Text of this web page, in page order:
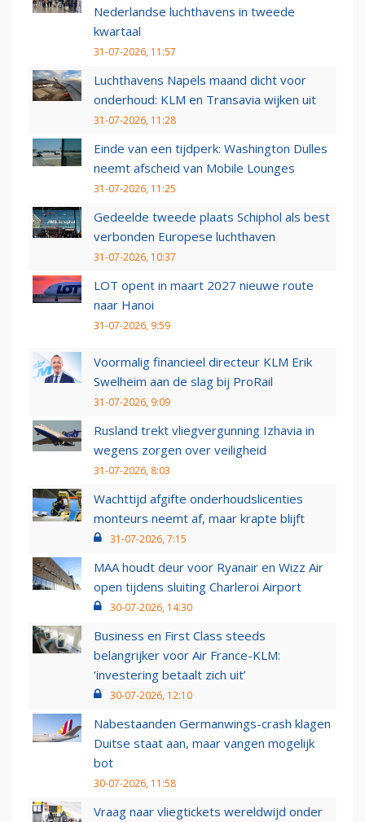
Nederlandse luchthavens in tweede
kwartaal
31-07-2026, 11:57
Luchthavens Napels maand dicht voor
onderhoud: KLM en Transavia wijken uit
31-07-2026, 11:28
Einde van een tijdperk: Washington Dulles
neemt afscheid van Mobile Lounges
31-07-2026, 11:25
Gedeelde tweede plaats Schiphol als best
verbonden Europese luchthaven
31-07-2026, 10:37
LOT opent in maart 2027 nieuwe route
naar Hanoi
31-07-2026, 9:59
Voormalig financieel directeur KLM Erik
Swelheim aan de slag bij ProRail
31-07-2026, 9:09
Rusland trekt vliegvergunning Izhavia in
wegens zorgen over veiligheid
31-07-2026, 8:03
Wachttijd afgifte onderhoudslicenties
monteurs neemt af, maar krapte blijft
31-07-2026, 7:15
MAA houdt deur voor Ryanair en Wizz Air
open tijdens sluiting Charleroi Airport
30-07-2026, 14:30
Business en First Class steeds
belangrijker voor Air France-KLM:
‘investering betaalt zich uit’
30-07-2026, 12:10
Nabestaanden Germanwings-crash klagen
Duitse staat aan, maar vangen mogelijk
bot
30-07-2026, 11:58
Vraag naar vliegtickets wereldwijd onder